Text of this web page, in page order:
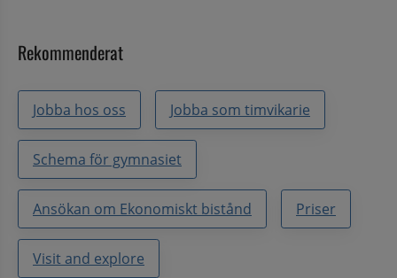
Rekommenderat
Jobba hos oss Jobba som timvikarie
Schema för gymnasiet
Ansökan om Ekonomiskt bistånd Priser
Visit and explore